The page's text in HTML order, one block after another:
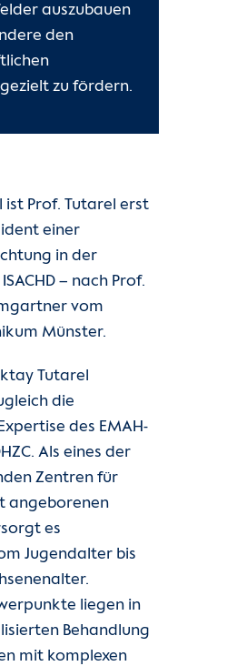
auszubauen
den
zu fördern.
ist Prof. Tutarel erst
einer
in der
– nach Prof.
vom
Münster.
Tutarel
die
des EMAH-
Als eines der
Zentren für
angeborenen
es
Jugendalter bis
liegen in
Behandlung
mit komplexen